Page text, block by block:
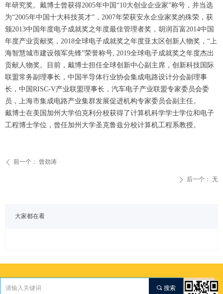
大家都在看
ꄴ 前一个： 曾劲涛
ꄲ 后一个： 无
年研究奖。戴博士曾获得2005年中国“10大创业企业家”称号，并当选
为“2005年中国十大科技英才”，2007年荣获安永企业家奖的殊荣，获
颁2013中国年度电子成就奖之年度最佳管理者奖，胡润百富2014中国
年度产业贡献奖，2018全球电子成就奖之年度亚太区创新人物奖，“上
海智慧城市建设领军先锋”荣誉称号, 2019全球电子成就奖之年度杰出
贡献人物奖。目前，戴博士担任全球创新中心副主席，创新科技国际
联盟常务副理事长，中国半导体行业协会集成电路设计分会副理事
长，中国RISC-V产业联盟理事长，汽车电子产业联盟专家委员会委
员，上海市集成电路产业集群发展促进机构专家委员会副主任。
戴博士在美国加州大学伯克利分校获得了计算机科学学士学位和电子
工程博士学位，曾任加州大学圣克鲁兹分校计算机工程系教授。
끠 搜索